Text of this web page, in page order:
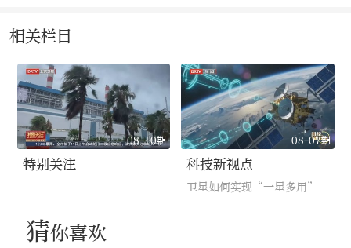
相关栏目
08-10期
特别关注
08-07期
科技新视点
卫星如何实现“一星多用”
猜你喜欢